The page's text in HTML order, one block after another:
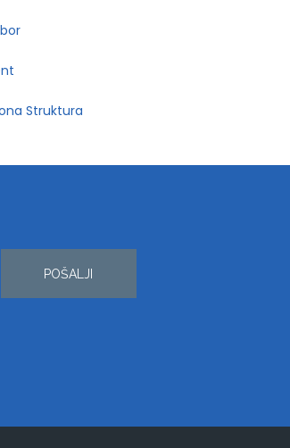
Struktura
POŠALJI